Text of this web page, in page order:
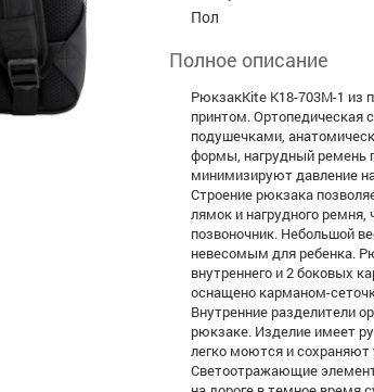
Пол
Полное описание
РюкзакKite K18-703M-1 из
принтом. Ортопедическая
подушечками,
формы, нагрудный ремень
минимизируют давление
Строение рюкзака
лямок и нагрудного
позвоночник. Небольшой
невесомым для ребенка.
внутреннего и 2 боковых
оснащено карманом-
Внутренние разделители
рюкзаке. Изделие имеет
легко моются и
Светоотражающие